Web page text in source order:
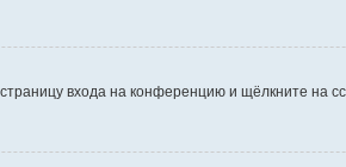
входа на конференцию и щёлкните на